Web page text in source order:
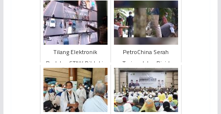
Tilang Elektronik
Berlaku, STNK Diblokir
Jika Tidak Bayar Denda
PetroChina Serah
Terima Jalan Rigid
Beton Sepanjang 3 KM
Kepada Pemkab
Tanjung Jabung...